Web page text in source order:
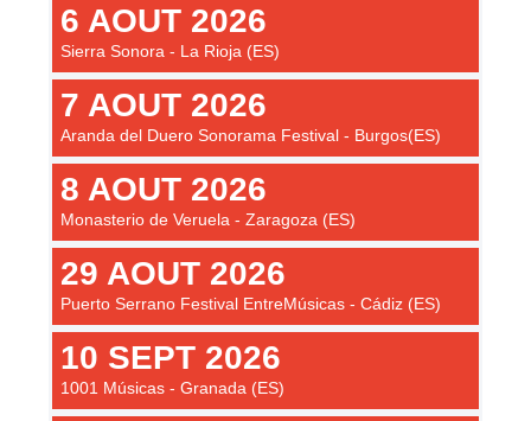
6 AOUT 2026
Sierra Sonora - La Rioja (ES)
7 AOUT 2026
Aranda del Duero Sonorama Festival - Burgos(ES)
8 AOUT 2026
Monasterio de Veruela - Zaragoza (ES)
29 AOUT 2026
Puerto Serrano Festival EntreMúsicas - Cádiz (ES)
10 SEPT 2026
1001 Músicas - Granada (ES)